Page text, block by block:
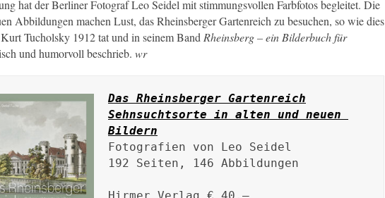
hat der Berliner Fotograf Leo Seidel mit stimmungsvollen Farbfotos begleitet. Die
Abbildungen machen Lust, das Rheinsberger Gartenreich zu besuchen, so wie dies
Tucholsky 1912 tat und in seinem Band Rheinsberg – ein Bilderbuch für
und humorvoll beschrieb. wr
Das Rheinsberger Gartenreich
Sehnsuchtsorte in alten und neuen
Bildern
Fotografien von Leo Seidel
192 Seiten, 146 Abbildungen
Hirmer Verlag € 40,–